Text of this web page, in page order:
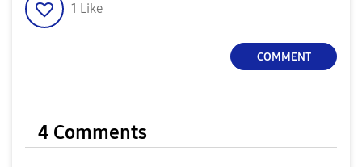
1 Like
COMMENT
4 Comments